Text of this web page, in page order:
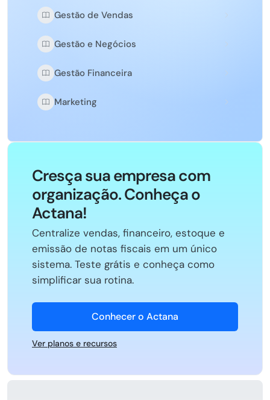
Gestão de Vendas
Gestão e Negócios
Gestão Financeira
Marketing
Cresça sua empresa com
organização. Conheça o
Actana!
Centralize vendas, financeiro, estoque e
emissão de notas fiscais em um único
sistema. Teste grátis e conheça como
simplificar sua rotina.
Conhecer o Actana
Ver planos e recursos